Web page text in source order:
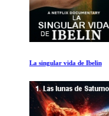
La singular vida de Ibelin